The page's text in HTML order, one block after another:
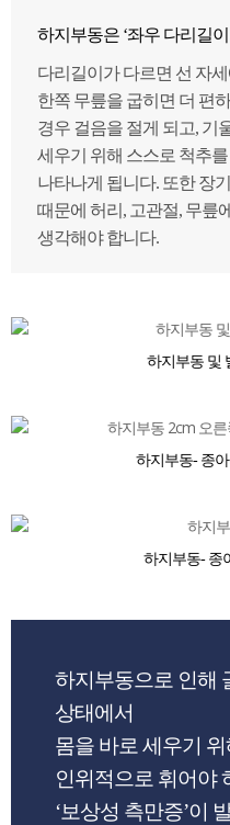
하지부동은 ‘좌우 다리길
다리길이가 다르면 선 자
한쪽 무릎을 굽히면 더 편
경우 걸음을 절게 되고, 기
세우기 위해 스스로 척추를
나타나게 됩니다. 또한 장
때문에 허리, 고관절, 무릎
생각해야 합니다.
하지부동 및
하지부동- 종
하지부동- 종
하지부동으로 인해
상태에서
몸을 바로 세우기
인위적으로 휘어야
‘보상성 측만증’이